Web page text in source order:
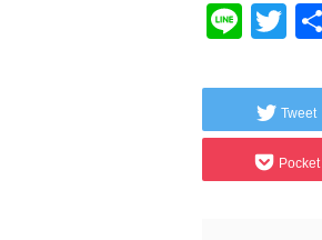
Line
Tweet
Pocket